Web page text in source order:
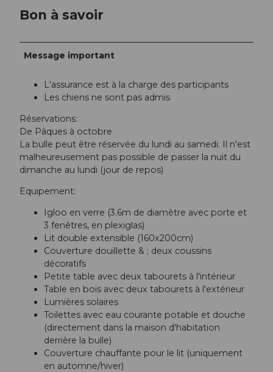
Bon à savoir
Message important
L'assurance est à la charge des participants
Les chiens ne sont pas admis
Réservations:
De Pâques à octobre
La bulle peut être réservée du lundi au samedi. Il n'est
malheureusement pas possible de passer la nuit du
dimanche au lundi (jour de repos)
Equipement:
Igloo en verre (3.6m de diamètre avec porte et
3 fenêtres, en plexiglas)
Lit double extensible (160x200cm)
Couverture douillette & ; deux coussins
décoratifs
Petite table avec deux tabourets à l'intérieur
Table en bois avec deux tabourets à l'extérieur
Lumières solaires
Toilettes avec eau courante potable et douche
(directement dans la maison d'habitation
derrière la bulle)
Couverture chauffante pour le lit (uniquement
en automne/hiver)